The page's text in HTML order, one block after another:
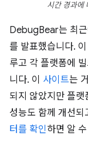
시간 경과에
DebugBear는 최
를 발표했습니다.
루고 각 플랫폼에
니다. 이 사이트는
되지 않았지만 플
성능도 함께 개선되
터를 확인하면 알